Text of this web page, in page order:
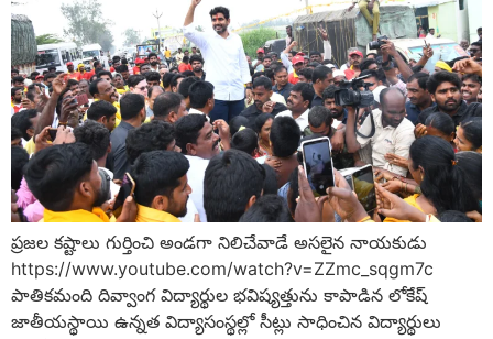
ప్రజల కష్టాలు గుర్తించి అండగా నిలిచేవాడే అసలైన నాయకుడు
https://www.youtube.com/watch?v=ZZmc_sqgm7c
పాతికమంది దివ్వాంగ విద్యార్థుల భవిష్యత్తును కాపాడిన లోకేష్
జాతీయస్థాయి ఉన్నత విద్యాసంస్థల్లో సీట్లు సాధించిన విద్యార్థులు